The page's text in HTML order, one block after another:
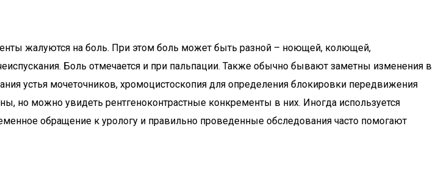
жалуются на боль. При этом боль может быть разной – ноющей, колющей,
Боль отмечается и при пальпации. Также обычно бывают заметны изменения в
устья мочеточников, хромоцистоскопия для определения блокировки передвижения
но можно увидеть рентгеноконтрастные конкременты в них. Иногда используется
обращение к урологу и правильно проведенные обследования часто помогают